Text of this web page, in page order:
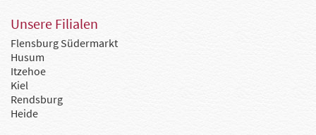
Unsere Filialen
Flensburg Südermarkt
Husum
Itzehoe
Kiel
Rendsburg
Heide